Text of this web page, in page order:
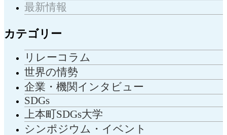
最新情報
カテゴリー
リレーコラム
世界の情勢
企業・機関インタビュー
SDGs
上本町SDGs大学
シンポジウム・イベント